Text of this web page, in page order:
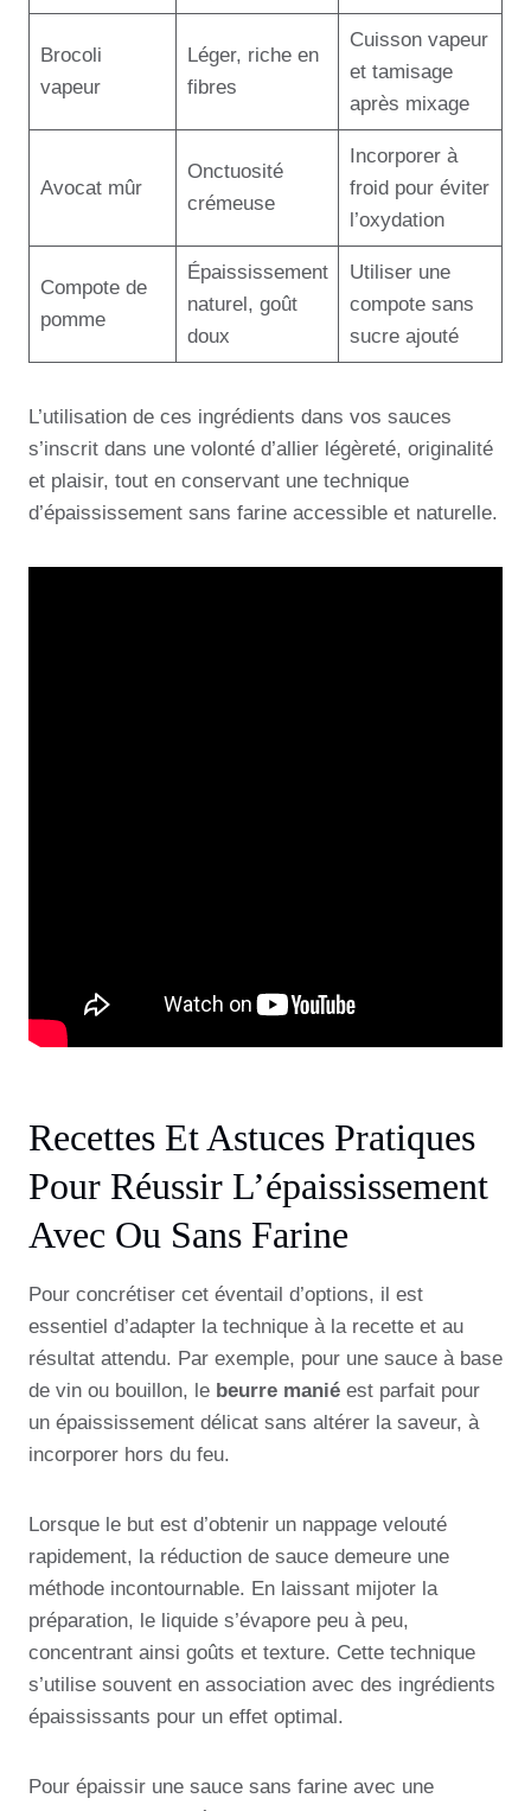
Brocoli
vapeur
Léger, riche en
fibres
Cuisson vapeur
et tamisage
après mixage
Avocat mûr
Onctuosité
crémeuse
Incorporer à
froid pour éviter
l’oxydation
Compote de
pomme
Épaississement
naturel, goût
doux
Utiliser une
compote sans
sucre ajouté
L’utilisation de ces ingrédients dans vos sauces
s’inscrit dans une volonté d’allier légèreté, originalité
et plaisir, tout en conservant une technique
d’épaississement sans farine accessible et naturelle.
Recettes Et Astuces Pratiques
Pour Réussir L’épaississement
Avec Ou Sans Farine
Pour concrétiser cet éventail d’options, il est
essentiel d’adapter la technique à la recette et au
résultat attendu. Par exemple, pour une sauce à base
de vin ou bouillon, le beurre manié est parfait pour
un épaississement délicat sans altérer la saveur, à
incorporer hors du feu.
Lorsque le but est d’obtenir un nappage velouté
rapidement, la réduction de sauce demeure une
méthode incontournable. En laissant mijoter la
préparation, le liquide s’évapore peu à peu,
concentrant ainsi goûts et texture. Cette technique
s’utilise souvent en association avec des ingrédients
épaississants pour un effet optimal.
Pour épaissir une sauce sans farine avec une